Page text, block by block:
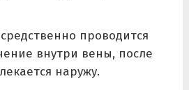
проводится
внутри вены, после
наружу.